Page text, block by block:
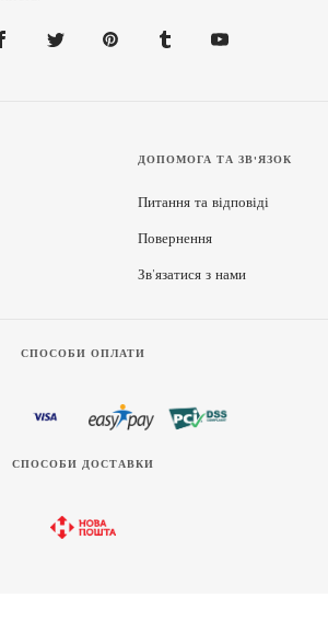
ДОПОМОГА ТА ЗВ'ЯЗОК
Питання та відповіді
Повернення
Зв’язатися з нами
СПОСОБИ ОПЛАТИ
СПОСОБИ ДОСТАВКИ